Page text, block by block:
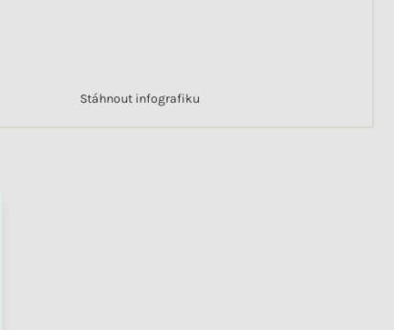
Stáhnout infografiku